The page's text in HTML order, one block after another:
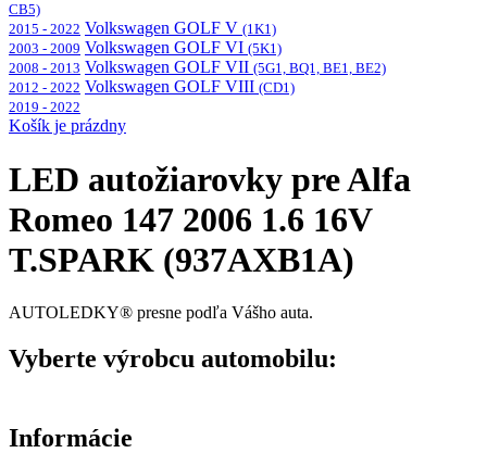
CB5)
2015 - 2022 Volkswagen GOLF V (1K1)
2003 - 2009 Volkswagen GOLF VI (5K1)
2008 - 2013 Volkswagen GOLF VII (5G1, BQ1, BE1, BE2)
2012 - 2022 Volkswagen GOLF VIII (CD1)
2019 - 2022
Košík je prázdny
LED autožiarovky pre Alfa
Romeo 147 2006 1.6 16V
T.SPARK (937AXB1A)
AUTOLEDKY® presne podľa Vášho auta.
Vyberte výrobcu automobilu:
Informácie